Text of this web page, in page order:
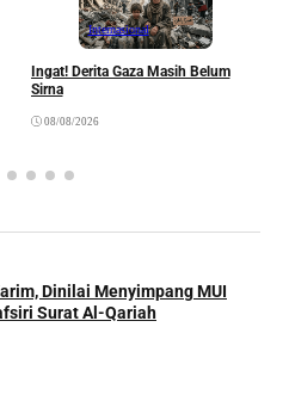
Internasional
Ingat! Derita Gaza Masih Belum
Sirna
08/08/2026
Dinilai Menyimpang MUI
Surat Al-Qariah